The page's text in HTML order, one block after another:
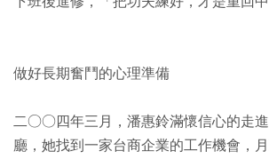
做好長期奮鬥的心理準備
二○○四年三月，潘惠鈴滿懷信心的走
廳，她找到一家台商企業的工作機會，